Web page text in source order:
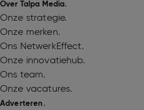
Over Talpa Media.
Onze strategie.
Onze merken.
Ons NetwerkEffect.
Onze innovatiehub.
Ons team.
Onze vacatures.
Adverteren.